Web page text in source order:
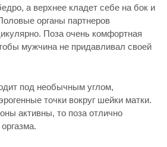
а верхнее кладет себе на бок и
органы партнеров
Поза очень комфортная
мужчина не придавливал своей
под необычным углом,
точки вокруг шейки матки.
активны, то поза отлично